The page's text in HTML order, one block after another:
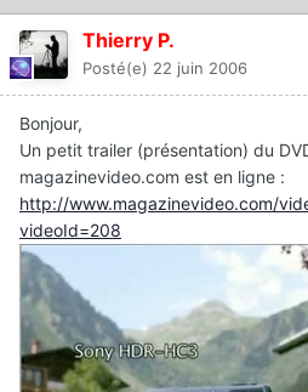
Thierry P.
Posté(e) 22 juin 2006
Bonjour,
Un petit trailer (présentation) du
magazinevideo.com est en ligne :
http://www.magazinevideo.com/
videoId=208